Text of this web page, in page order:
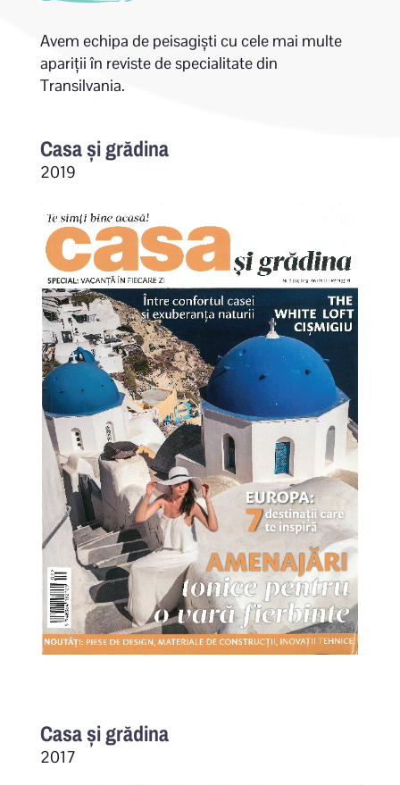
Avem echipa de peisagiști cu cele mai multe
apariții în reviste de specialitate din
Transilvania.
Casa și grădina
2019
Casa și grădina
2017